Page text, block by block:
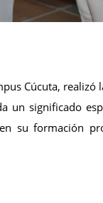
Cúcuta,
un significado
su formación